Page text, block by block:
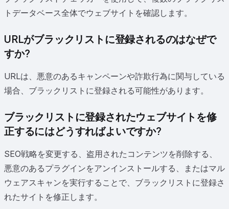
トデータベース全体でウェブサイトを確認します。
URLがブラックリストに登録されるのはなぜで
すか?
URLは、悪意のあるキャンペーンや詐欺行為に関与している
場合、ブラックリストに登録される可能性があります。
ブラックリストに登録されたウェブサイトを修
正するにはどうすればよいですか?
SEO戦略を変更する、盗用されたコンテンツを削除する、
悪意のあるプラグインをアンインストールする、またはマル
ウェアスキャンを実行することで、ブラックリストに登録さ
れたサイトを修正します。